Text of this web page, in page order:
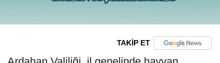
TAKİP ET